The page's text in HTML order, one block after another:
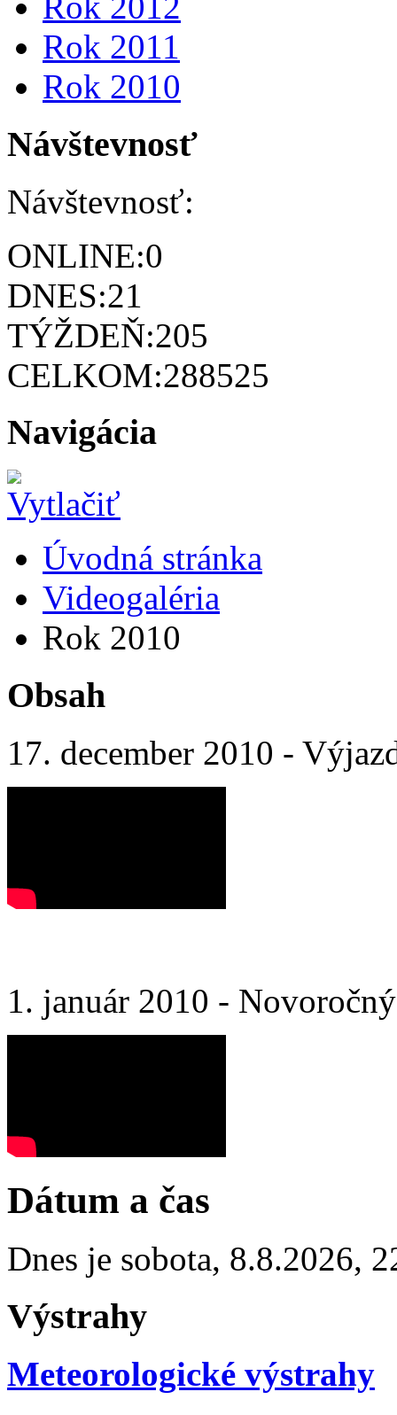
Rok 2011
Rok 2010
Návštevnosť
Návštevnosť:
ONLINE:0
DNES:21
TÝŽDEŇ:205
CELKOM:288525
Navigácia
Úvodná stránka
Videogaléria
Rok 2010
Obsah
17. december 2010 -
1. január 2010 -
Dátum a čas
Dnes je sobota, 8.8.2026,
Výstrahy
Meteorologické výstrahy